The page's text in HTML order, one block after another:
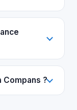
Compans ?